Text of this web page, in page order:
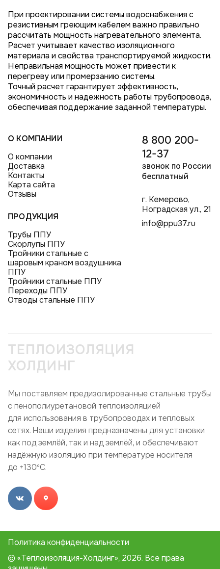
При проектировании системы водоснабжения с
резистивным греющим кабелем важно правильно
рассчитать мощность нагревательного элемента.
Расчет учитывает качество изоляционного
материала и свойства транспортируемой жидкости.
Неправильная мощность может привести к
перегреву или промерзанию системы.
Точный расчет гарантирует эффективность,
экономичность и надежность работы трубопровода,
обеспечивая поддержание заданной температуры.
О КОМПАНИИ
О компании
Доставка
Контакты
Карта сайта
Отзывы
ПРОДУКЦИЯ
Трубы ППУ
Скорлупы ППУ
Тройники стальные с
шаровым краном воздушника
ППУ
Тройники стальные ППУ
Переходы ППУ
Отводы стальные ППУ
8 800 200-
12-37
звонок по России
бесплатный
г. Кемерово,
Ноградская ул., 21
info@ppu37.ru
ТЕПЛОИЗОЛЯЦИЯ
ХОЛДИНГ
Мы поставляем предизолированные стальные трубы
с пенополиуретановой теплоизоляцией
для использования в трубопроводах и тепловых
сетях. Наши изделия предназначены для установки
как под землёй, так и над землёй, и обеспечивают
надёжную изоляцию при температуре носителя
до +130ºC.
Политика конфиденциальности
© «Теплоизоляция-Холдинг», 2026. Все права